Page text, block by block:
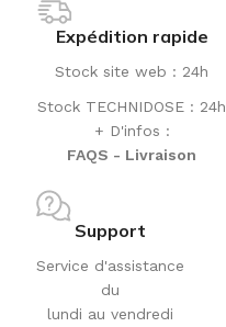
Expédition rapide
Stock site web : 24h
Stock TECHNIDOSE : 24h
+ D'infos :
FAQS - Livraison
Support
Service d'assistance
du
lundi au vendredi